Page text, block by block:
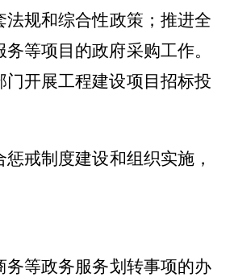
法规和综合性政策；推进全
等项目的政府采购工作。
开展工程建设项目招标投
戒制度建设和组织实施，
等政务服务划转事项的办